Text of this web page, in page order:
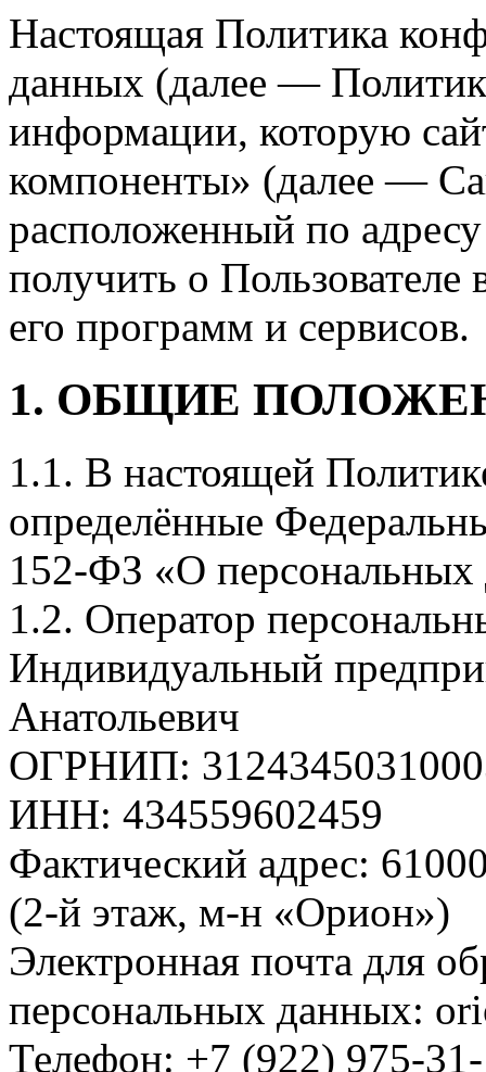
Настоящая Политика
данных (далее —
информации, которую
компоненты» (далее —
расположенный по
получить о Пользователе
его программ и сервисов.
1. ОБЩИЕ
1.1. В настоящей
определённые
152-ФЗ «О
1.2. Оператор
Индивидуальный
Анатольевич
ОГРНИП:
ИНН: 434559602459
Фактический адрес:
(2-й этаж, м-н «Орион»)
Электронная почта для
персональных данных:
Телефон: +7 (922) 975-